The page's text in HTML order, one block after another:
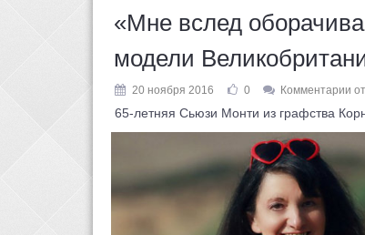
«Мне вслед
модели
20 ноября 2016 0 Комментарии
65-летняя Сьюзи Монти из графства